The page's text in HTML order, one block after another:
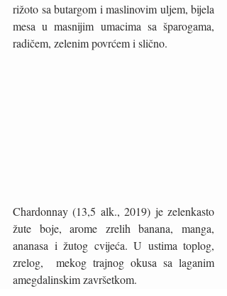
rižoto sa butargom i maslinovim uljem, bijela
mesa u masnijim umacima sa šparogama,
radičem, zelenim povrćem i slično.
Chardonnay (13,5 alk., 2019) je zelenkasto
žute boje, arome zrelih banana, manga,
ananasa i žutog cvijeća. U ustima toplog,
zrelog,  mekog trajnog okusa sa laganim
amegdalinskim završetkom.